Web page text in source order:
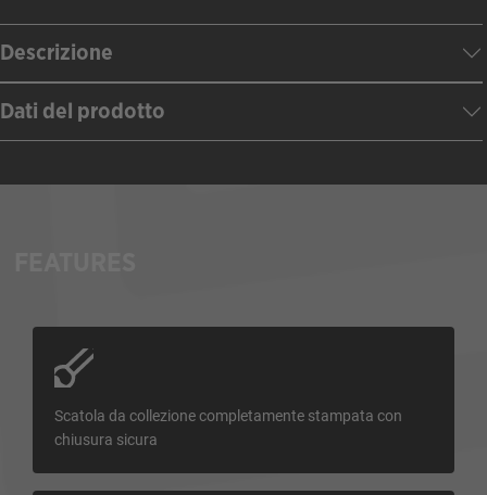
Descrizione
Dati del prodotto
Scatola da collezione completamente stampata con
chiusura sicura